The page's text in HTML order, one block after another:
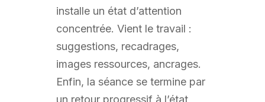
installe un état d’attention
concentrée. Vient le travail :
suggestions, recadrages,
images ressources, ancrages.
Enfin, la séance se termine par
un retour progressif à l’état